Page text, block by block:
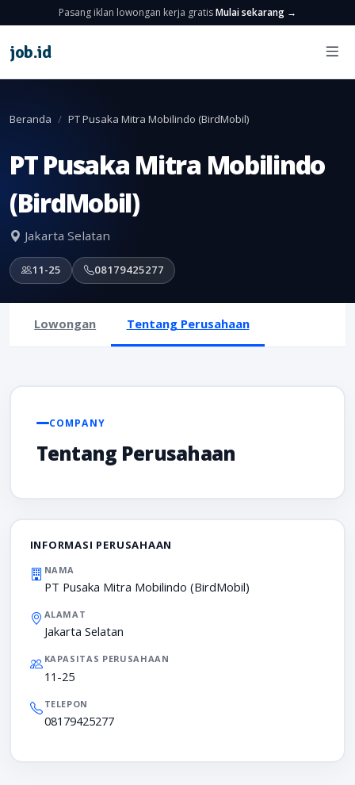
Pasang iklan lowongan kerja gratisMulai sekarang →
job.id
Beranda PT Pusaka Mitra Mobilindo (BirdMobil)
PT Pusaka Mitra Mobilindo
(BirdMobil)
Jakarta Selatan
11-25 08179425277
Lowongan Tentang Perusahaan
COMPANY
Tentang Perusahaan
INFORMASI PERUSAHAAN
NAMA
PT Pusaka Mitra Mobilindo (BirdMobil)
ALAMAT
Jakarta Selatan
KAPASITAS PERUSAHAAN
11-25
TELEPON
08179425277